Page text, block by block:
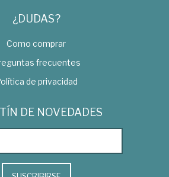
¿DUDAS?
Como comprar
frecuentes
de privacidad
DE NOVEDADES